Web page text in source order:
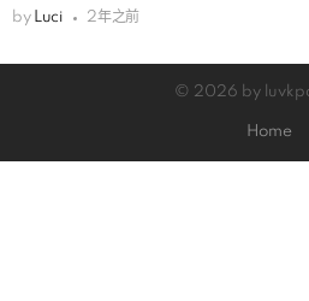
by Luci 2年之前
© 2026 by
Home